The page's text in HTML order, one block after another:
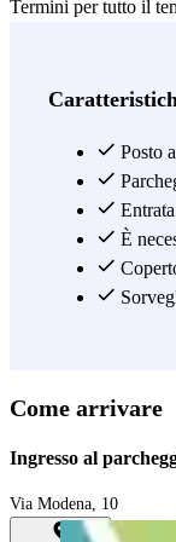
Termini per tutto il
Papale di Santa
della metropolitana
Vedi di più
Posto
È
Come arrivare
Ingresso al
Via Modena, 10